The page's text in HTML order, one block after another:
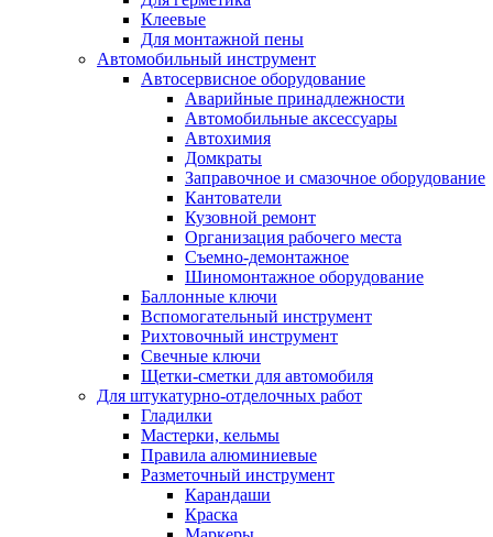
Клеевые
Для монтажной пены
Автомобильный инструмент
Автосервисное оборудование
Аварийные принадлежности
Автомобильные аксессуары
Автохимия
Домкраты
Заправочное и смазочное оборудование
Кантователи
Кузовной ремонт
Организация рабочего места
Съемно-демонтажное
Шиномонтажное оборудование
Баллонные ключи
Вспомогательный инструмент
Рихтовочный инструмент
Свечные ключи
Щетки-сметки для автомобиля
Для штукатурно-отделочных работ
Гладилки
Мастерки, кельмы
Правила алюминиевые
Разметочный инструмент
Карандаши
Краска